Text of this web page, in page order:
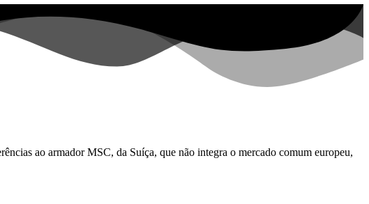
ao armador MSC, da Suíça, que não integra o mercado comum europeu,